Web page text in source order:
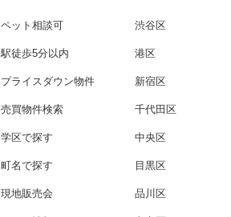
ペット相談可
駅徒歩5分以内
プライスダウン物件
売買物件検索
学区で探す
町名で探す
現地販売会
渋谷区
港区
新宿区
千代田区
中央区
目黒区
品川区